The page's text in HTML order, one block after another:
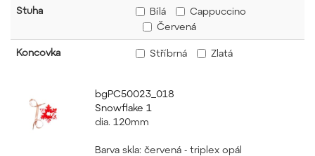
Stuha Bílá
Cappuccino
Červená
Koncovka Stříbrná Zlatá
bgPC50023_018
Snowflake 1
dia. 120mm
Barva skla: červená - triplex opál